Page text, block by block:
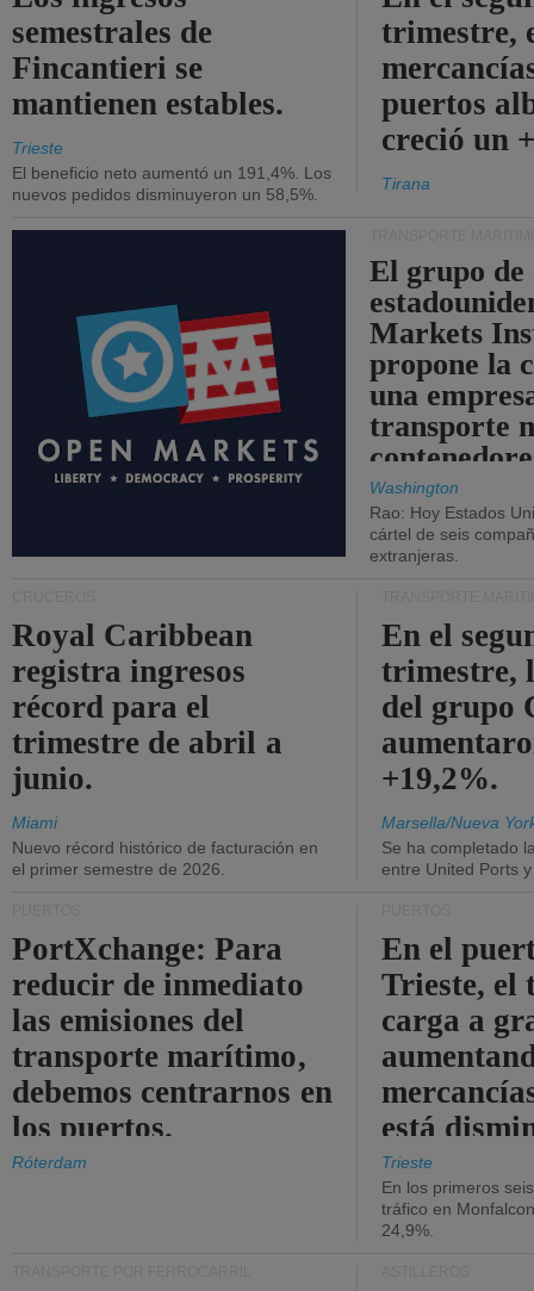
semestrales de
Fincantieri se
mantienen estables.
Trieste
El beneficio neto aumentó un 191,4%. Los
nuevos pedidos disminuyeron un 58,5%.
trimestre,
puertos
creció un
Tirana
El grupo de
Markets
propone la
una
transporte
Washington
Rao: Hoy Estados
cártel de seis
extranjeras.
Royal Caribbean
registra ingresos
récord para el
trimestre de abril a
junio.
Miami
Nuevo récord histórico de facturación en
el primer semestre de 2026.
En el
trimestre,
del grupo
+19,2%.
Marsella/Nueva
Se ha completado
entre United Ports
PortXchange: Para
reducir de inmediato
las emisiones del
transporte marítimo,
debemos centrarnos en
los puertos.
Róterdam
En el
Trieste, el
carga a
está
Trieste
En los primeros
tráfico en
24,9%.